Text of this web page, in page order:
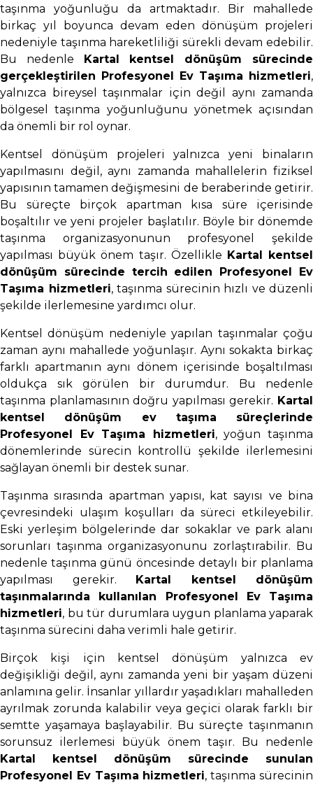
taşınma yoğunluğu da artmaktadır. Bir mahallede
birkaç yıl boyunca devam eden dönüşüm projeleri
nedeniyle taşınma hareketliliği sürekli devam edebilir.
Bu nedenle
Kartal kentsel dönüşüm sürecinde
gerçekleştirilen Profesyonel Ev Taşıma hizmetleri,
yalnızca bireysel taşınmalar için değil aynı zamanda
bölgesel taşınma yoğunluğunu yönetmek açısından
da önemli bir rol oynar.
Kentsel dönüşüm projeleri yalnızca yeni binaların
yapılmasını değil, aynı zamanda mahallelerin fiziksel
yapısının tamamen değişmesini de beraberinde getirir.
Bu süreçte birçok apartman kısa süre içerisinde
boşaltılır ve yeni projeler başlatılır. Böyle bir dönemde
taşınma organizasyonunun profesyonel şekilde
yapılması büyük önem taşır. Özellikle Kartal kentsel
dönüşüm sürecinde tercih edilen Profesyonel Ev
Taşıma hizmetleri, taşınma sürecinin hızlı ve düzenli
şekilde ilerlemesine yardımcı olur.
Kentsel dönüşüm nedeniyle yapılan taşınmalar çoğu
zaman aynı mahallede yoğunlaşır. Aynı sokakta birkaç
farklı apartmanın aynı dönem içerisinde boşaltılması
oldukça sık görülen bir durumdur. Bu nedenle
taşınma planlamasının doğru yapılması gerekir. Kartal
kentsel dönüşüm ev taşıma süreçlerinde
Profesyonel Ev Taşıma hizmetleri, yoğun taşınma
dönemlerinde sürecin kontrollü şekilde ilerlemesini
sağlayan önemli bir destek sunar.
Taşınma sırasında apartman yapısı, kat sayısı ve bina
çevresindeki ulaşım koşulları da süreci etkileyebilir.
Eski yerleşim bölgelerinde dar sokaklar ve park alanı
sorunları taşınma organizasyonunu zorlaştırabilir. Bu
nedenle taşınma günü öncesinde detaylı bir planlama
yapılması gerekir.
Kartal kentsel dönüşüm
taşınmalarında kullanılan Profesyonel Ev Taşıma
hizmetleri, bu tür durumlara uygun planlama yaparak
taşınma sürecini daha verimli hale getirir.
Birçok kişi için kentsel dönüşüm yalnızca ev
değişikliği değil, aynı zamanda yeni bir yaşam düzeni
anlamına gelir. İnsanlar yıllardır yaşadıkları mahalleden
ayrılmak zorunda kalabilir veya geçici olarak farklı bir
semtte yaşamaya başlayabilir. Bu süreçte taşınmanın
sorunsuz ilerlemesi büyük önem taşır. Bu nedenle
Kartal kentsel dönüşüm sürecinde sunulan
Profesyonel Ev Taşıma hizmetleri, taşınma sürecinin